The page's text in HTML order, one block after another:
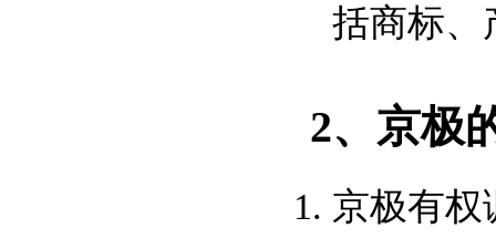
括商标、
2、京极
京极有权